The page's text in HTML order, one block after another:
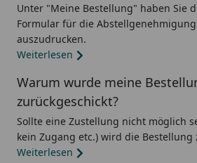
Unter "Meine Bestellung" haben Sie
Formular für die
auszudrucken.
Weiterlesen
Warum wurde meine
zurückgeschickt?
Sollte eine Zustellung nicht möglich
kein Zugang etc.) wird die Bestellung
Weiterlesen